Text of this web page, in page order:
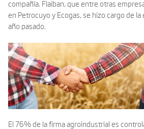
compañía. Flaiban, que entre otras
en Petrocuyo y Ecogas, se hizo cargo de la
año pasado.
El 76% de la firma agroindustrial es